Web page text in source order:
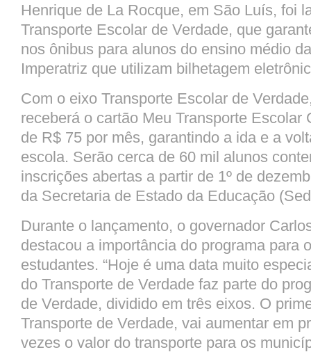
Henrique de La Rocque, em São Luís, foi
Transporte Escolar de Verdade, que
nos ônibus para alunos do ensino médio
Imperatriz que utilizam bilhetagem
Com o eixo Transporte Escolar de
receberá o cartão Meu Transporte Escolar
de R$ 75 por mês, garantindo a ida e a
escola. Serão cerca de 60 mil alunos
inscrições abertas a partir de 1º de
da Secretaria de Estado da Educação
Durante o lançamento, o governador
destacou a importância do programa para
estudantes. “Hoje é uma data muito
do Transporte de Verdade faz parte do
de Verdade, dividido em três eixos. O
Transporte de Verdade, vai aumentar em
vezes o valor do transporte para os